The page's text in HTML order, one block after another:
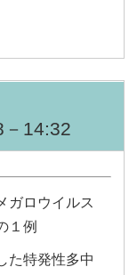
14:32
ガロウイルス
１例
た特発性多中